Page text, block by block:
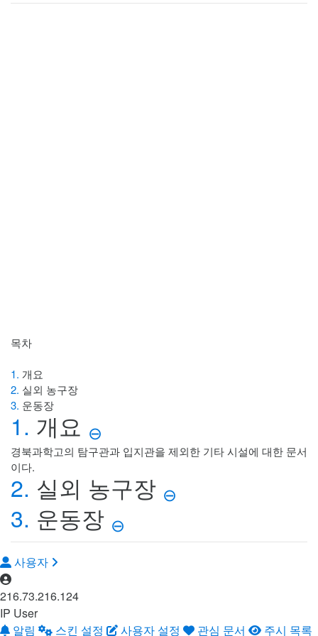
목차
1. 개요
2. 실외 농구장
3. 운동장
1. 개요 ⊖
경북과학고의 탐구관과 입지관을 제외한 기타 시설에 대한 문서
이다.
2. 실외 농구장 ⊖
3. 운동장 ⊖
사용자
216.73.216.124
IP User
알림
스킨 설정 사용자 설정 관심 문서 주시 목록